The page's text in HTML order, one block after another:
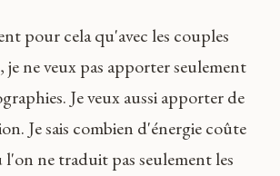
pour cela qu'avec les couples
ne veux pas apporter seulement
Je veux aussi apporter de
Je sais combien d'énergie coûte
ne traduit pas seulement les